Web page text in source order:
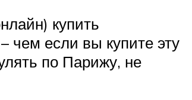
купить
чем если вы купите эту
по Парижу, не